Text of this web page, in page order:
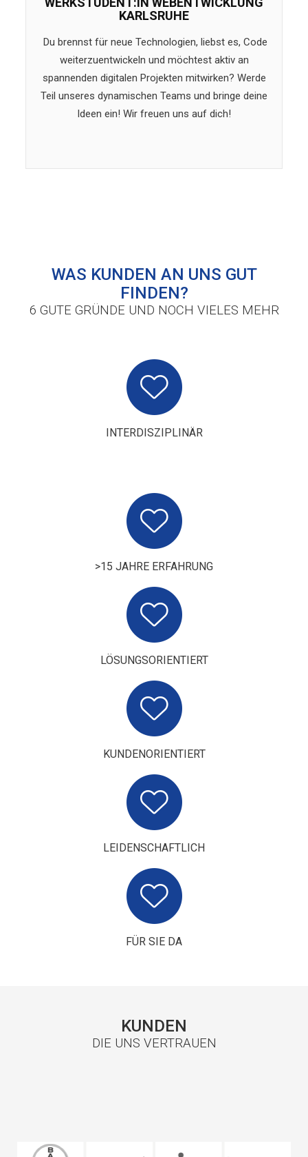
KARLSRUHE
Du brennst für neue Technologien, liebst es, Code
weiterzuentwickeln und möchtest aktiv an
spannenden digitalen Projekten mitwirken? Werde
Teil unseres dynamischen Teams und bringe deine
Ideen ein! Wir freuen uns auf dich!
WAS KUNDEN AN UNS GUT
FINDEN?
6 GUTE GRÜNDE UND NOCH VIELES MEHR
INTERDISZIPLINÄR
>15 JAHRE ERFAHRUNG
LÖSUNGSORIENTIERT
KUNDENORIENTIERT
LEIDENSCHAFTLICH
FÜR SIE DA
KUNDEN
DIE UNS VERTRAUEN